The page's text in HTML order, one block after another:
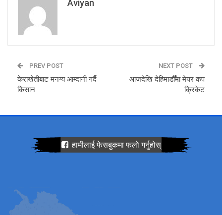
Aviyan
PREV POST
केराखेतीबाट मनग्य आम्दानी गर्दै
किसान
NEXT POST
आजदेखि देहिमाडौँमा मेयर कप
क्रिकेट
हामीलाई फेसबुकमा फलाे गर्नुहोस्